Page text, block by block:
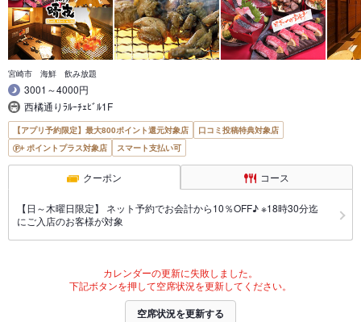
宮崎市 海鮮 飲み放題
3001～4000円
西橘通りﾗﾙｰﾁｪﾋﾞﾙ1F
【アプリ予約限定】最大800ポイント還元対象店
口コミ投稿特典対象店
ポイントプラス対象店
スマート支払い可
クーポン コース
【日～木曜日限定】 ネット予約でお会計から10％OFF♪ ※18時30分迄
にご入店のお客様が対象
カレンダーの更新に失敗しました。
下記ボタンを押して空席状況を更新してください。
空席状況を更新する